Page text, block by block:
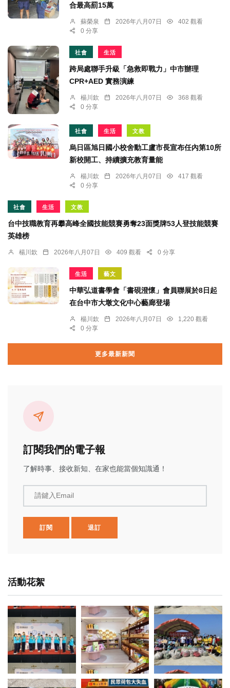
合最高罰15萬
蘇榮泉 2026年八月07日
402 觀看
0 分享
社會 生活
跨局處聯手升級「急救即戰力」中市辦理
CPR+AED 實務演練
楊川欽 2026年八月07日
368 觀看
0 分享
社會 生活 文教
烏日區旭日國小校舍動工盧市長宣布任內第10所
新校開工、持續擴充教育量能
楊川欽 2026年八月07日
417 觀看
0 分享
社會 生活 文教
台中技職教育再攀高峰全國技能競賽勇奪23面獎牌53人登技能競賽
英雄榜
楊川欽 2026年八月07日 409 觀看 0 分享
生活 藝文
中華弘道書學會「書硯澄懷」會員聯展於8日起
在台中市大墩文化中心藝廊登場
楊川欽 2026年八月07日
1,220 觀看
0 分享
更多最新新聞
訂閱我們的電子報
了解時事、接收新知、在家也能當個知識通！
請鍵入Email
訂閱 退訂
活動花絮